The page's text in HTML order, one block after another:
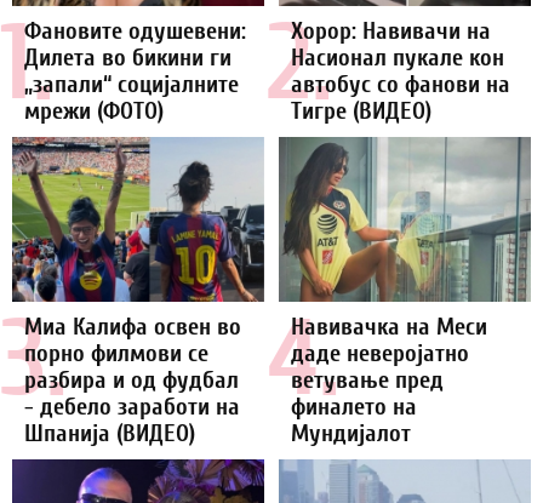
1.
Фановите одушевени:
Дилета во бикини ги
„запали“ социјалните
мрежи (ФОТО)
2.
Хорор: Навивачи на
Насионал пукале кон
автобус со фанови на
Тигре (ВИДЕО)
3.
Миа Калифа освен во
порно филмови се
разбира и од фудбал
- дебело заработи на
Шпанија (ВИДЕО)
4.
Навивачка на Меси
даде неверојатно
ветување пред
финалето на
Мундијалот